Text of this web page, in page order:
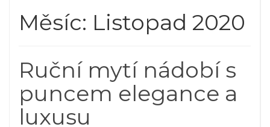
Měsíc: Listopad 2020
Ruční mytí nádobí s
puncem elegance a
luxusu